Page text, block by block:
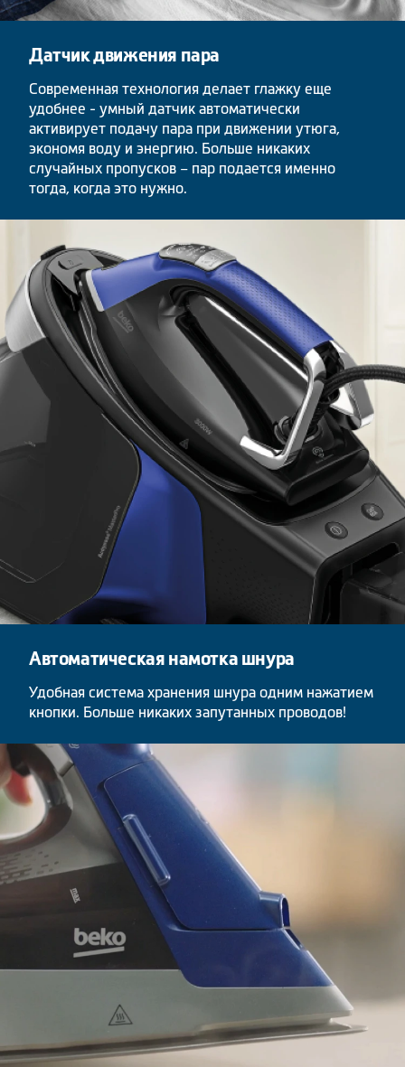
Датчик движения пара
Современная технология делает глажку еще
удобнее - умный датчик автоматически
активирует подачу пара при движении утюга,
экономя воду и энергию. Больше никаких
случайных пропусков – пар подается именно
тогда, когда это нужно.
Автоматическая намотка шнура
Удобная система хранения шнура одним нажатием
кнопки. Больше никаких запутанных проводов!